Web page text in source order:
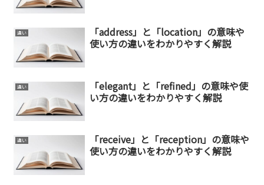
違い
「address」と「location」の意味や
使い方の違いをわかりやすく解説
違い
「elegant」と「refined」の意味や使
い方の違いをわかりやすく解説
違い
「receive」と「reception」の意味や
使い方の違いをわかりやすく解説